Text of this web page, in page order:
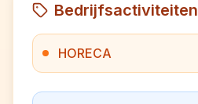
Bedrijfsactiviteiten
HORECA